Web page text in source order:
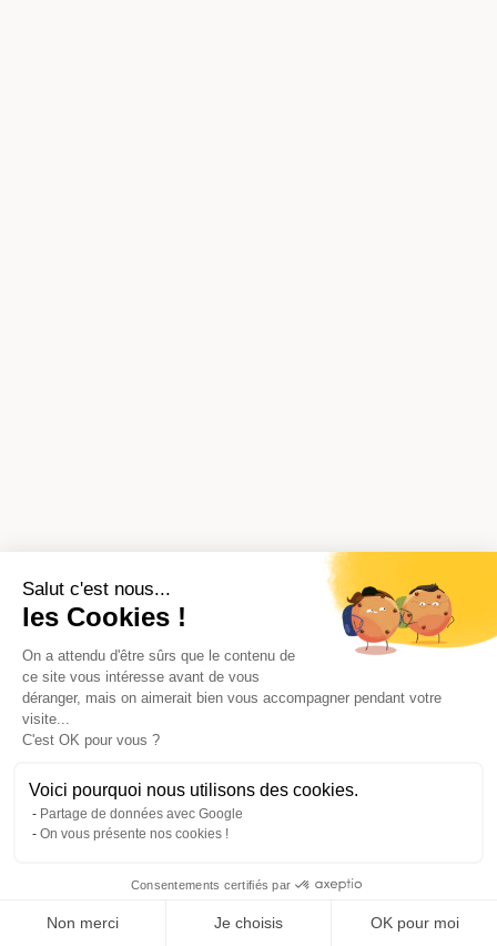
Salut c'est nous...
les Cookies !
On a attendu d'être sûrs que le contenu de
ce site vous intéresse avant de vous
déranger, mais on aimerait bien vous accompagner pendant votre
visite...
C'est OK pour vous ?
Voici pourquoi nous utilisons des cookies.
Partage de données avec Google
On vous présente nos cookies !
Consentements certifiés par
Non merci Je choisis OK pour moi